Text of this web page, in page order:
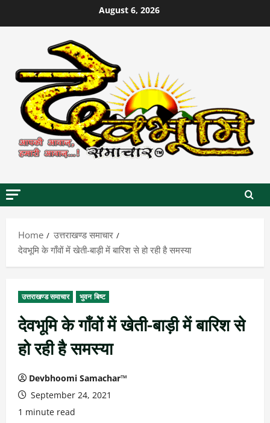
to
August 6, 2026
Home
उत्तराखण्ड समाचार
देवभूमि के गाँवों में खेती-बाड़ी में बारिश से हो रही है समस्या
उत्तराखण्ड समाचार भुवन बिष्ट
देवभूमि के गाँवों में खेती-बाड़ी में बारिश से
हो रही है समस्या
Devbhoomi Samachar™
September 24, 2021
1 minute read